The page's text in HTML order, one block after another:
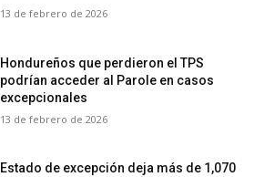
13 de febrero de 2026
Hondureños que perdieron el TPS
podrían acceder al Parole en casos
excepcionales
13 de febrero de 2026
Estado de excepción deja más de 1,070